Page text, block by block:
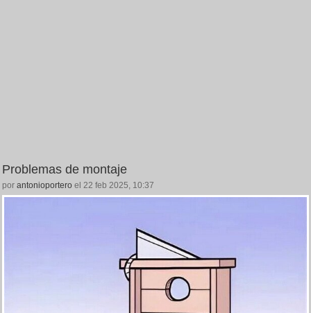
Problemas de montaje
por antonioportero el 22 feb 2025, 10:37